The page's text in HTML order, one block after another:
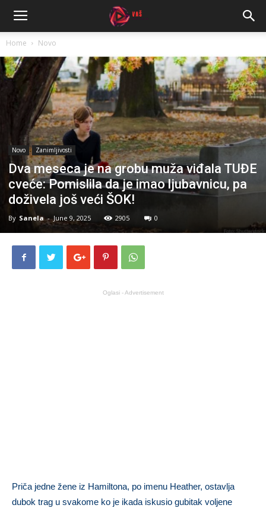
Home Novo
Novo Zanimljivosti
Dva meseca je na grobu muža viđala TUĐE
cveće: Pomislila da je imao ljubavnicu, pa
doživela još veći ŠOK!
By Sanela - June 9, 2025 2905 0
Oglasi - Advertisement
Priča jedne žene iz Hamiltona, po imenu Heather, ostavlja
dubok trag u svakome ko je ikada iskusio gubitak voljene